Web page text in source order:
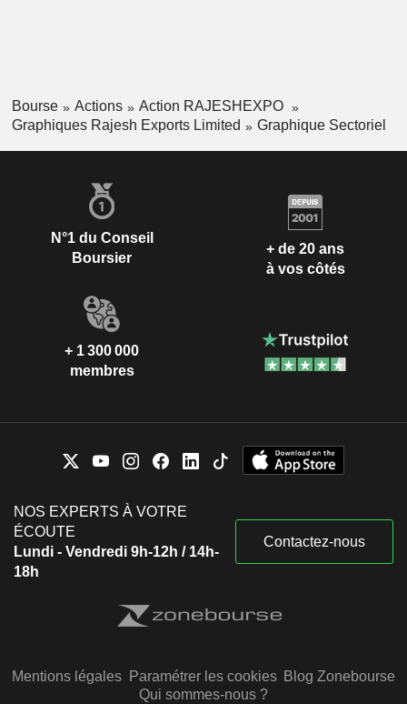
Bourse Actions
Action RAJESHEXPO
Graphiques Rajesh Exports Limited
Graphique Sectoriel
N°1 du Conseil
Boursier
+ de 20 ans
à vos côtés
+ 1 300 000
membres
NOS EXPERTS À VOTRE
ÉCOUTE
Lundi - Vendredi 9h-12h / 14h-
18h
Contactez-nous
Mentions légales Paramétrer les cookies Blog Zonebourse
Qui sommes-nous ?